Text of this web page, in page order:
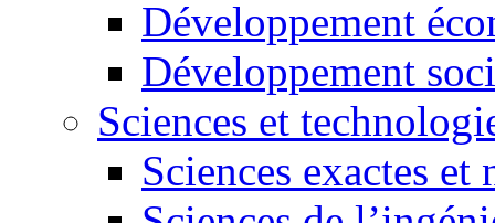
Développement
Développement
Sciences et
Sciences exactes et